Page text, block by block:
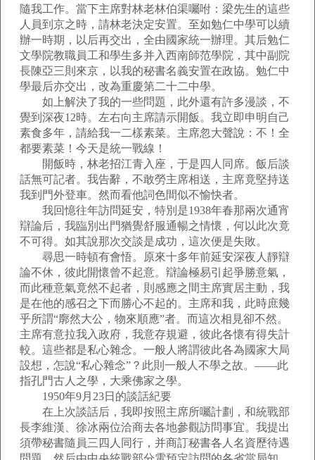
隨我工作。當下主席對林老林伯渠囑咐：梁先生的這些
人員到京之時，請林老決定安置。至如勉仁中學可以續
辦一時期，以后再交出，全由國家統一辦理。其后勉仁
文學院教職員工和學生多并入西南師范學院，其中副院
長陳亞三則來京，以我的秘書名義安置在政協。勉仁中
學最后亦交出，改為重慶第二十二中學。
如上解決了我的一些問題，此外還有許多漫談，不
覺到深夜12時。左右向主席請示開飯。我立即申明自己
素食多年，請給我一二樣素菜。主席忽大聲說：不！全
都要素菜！今天是統一戰線！
開飯時，林老招江青入座，于是四人同席。飯后談
話無可記者。我告辭，不敢勞主席相送，主席竟堅持送
我到門外登車。然而看他詞色間似不愉快者。
我回憶往年訪問延安，特別是1938年春那兩次通宵
辯論后，我臨別出門猶覺舒服通暢之情懷，何以此次竟
不可得。如其說那次交談是成功，這次便是失敗。
尋思一時頓有會悟。原來十多年前延安深夜人靜辯
論不休，彼此開懷曾不起意。辯論極易引起爭勝意氣，
而此種意氣竟然不起者，則感應之間主席實居主動，我
是在他的感召之下而勝心不起的。主席和我，此時庶幾
乎所謂“廓然大公，物來順應”者。而這次相見卻不然。
主席有意拉我入政府，我意存規避，彼此各懷有得失計
較。這些都是私心雜念。一般人將謂彼此各為國家大局
設想，怎說“私心雜念”？此則一般人不學之故。——此
指孔門古人之學，大乘佛家之學。
1950年9月23日的談話紀要
在上次談話后，我即按照主席所囑計劃，和統戰部
長李維漢、徐冰兩位洽商去各地參觀訪問事宜。我提出
須帶秘書隨員三四人同行，并商訂秘書各人名資歷待遇